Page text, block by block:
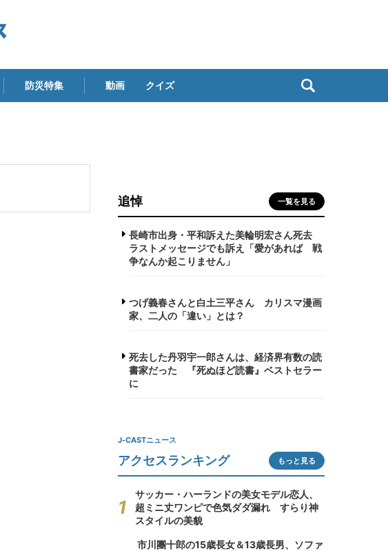
防災特集 動画 クイズ
追悼 一覧を見る
長崎市出身・平和訴えた美輪明宏さん死去
ラストメッセージでも訴え「愛があれば 戦
争なんか起こりません」
つげ義春さんと白土三平さん カリスマ漫画
家、二人の「違い」とは？
死去した丹羽宇一郎さんは、経済界有数の読
書家だった 『死ぬほど読書』ベストセラー
に
J-CASTニュース
アクセスランキング もっと見る
サッカー・ハーランドの美女モデル恋人、
超ミニ丈ワンピで色気ダダ漏れ すらり神
スタイルの美貌
市川團十郎の15歳長女＆13歳長男、ソファ